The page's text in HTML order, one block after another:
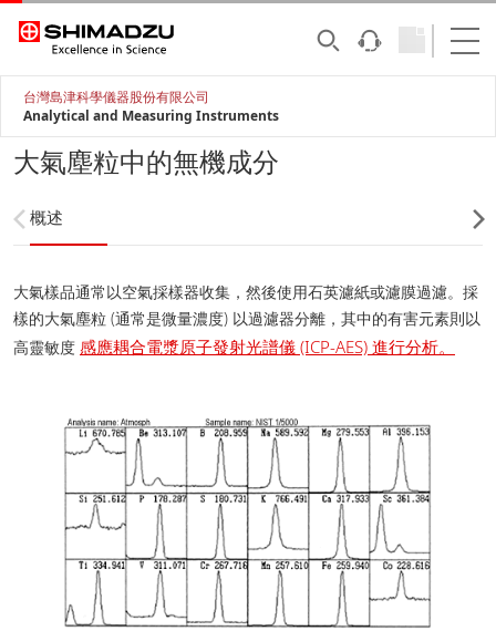
台灣島津科學儀器股份有限公司
Analytical and Measuring Instruments
大氣塵粒中的無機成分
概述
大氣樣品通常以空氣採樣器收集，然後使用石英濾紙或濾膜過濾。採
樣的大氣塵粒 (通常是微量濃度) 以過濾器分離，其中的有害元素則以
高靈敏度 感應耦合電漿原子發射光譜儀 (ICP-AES) 進行分析。